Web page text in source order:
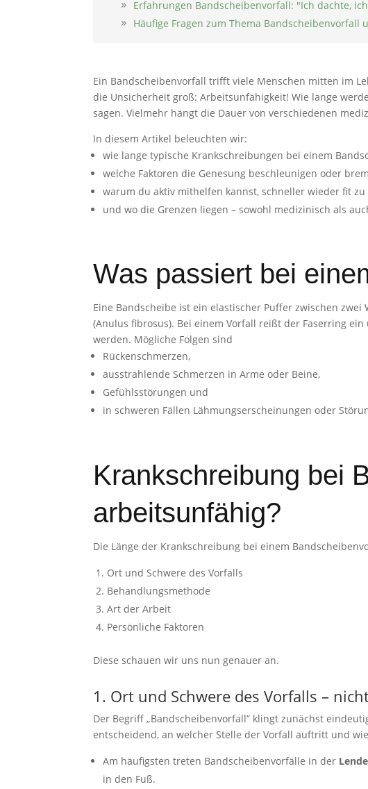
Erfahrungen Bandscheibenvorfall: "Ich dachte,
Häufige Fragen zum Thema Bandscheibenvorfall
Ein Bandscheibenvorfall trifft viele Menschen mitten im
die Unsicherheit groß: Arbeitsunfähigkeit! Wie lange
sagen. Vielmehr hängt die Dauer von verschiedenen
In diesem Artikel beleuchten wir:
wie lange typische Krankschreibungen bei einem
welche Faktoren die Genesung beschleunigen oder
warum du aktiv mithelfen kannst, schneller wieder fit zu
und wo die Grenzen liegen – sowohl medizinisch als
Was passiert bei
Eine Bandscheibe ist ein elastischer Puffer zwischen
(Anulus fibrosus). Bei einem Vorfall reißt der Faserring
werden. Mögliche Folgen sind
Rückenschmerzen,
ausstrahlende Schmerzen in Arme oder Beine,
Gefühlsstörungen und
in schweren Fällen Lähmungserscheinungen oder
Krankschreibung bei
arbeitsunfähig?
Die Länge der Krankschreibung bei einem
Ort und Schwere des Vorfalls
Behandlungsmethode
Art der Arbeit
Persönliche Faktoren
Diese schauen wir uns nun genauer an.
1. Ort und Schwere des Vorfalls –
Der Begriff „Bandscheibenvorfall” klingt zunächst
entscheidend, an welcher Stelle der Vorfall auftritt und
Am häufigsten treten Bandscheibenvorfälle in der
in den Fuß.